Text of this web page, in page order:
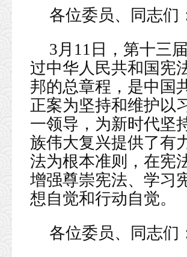
各位委员、同志们
3月11日，第十三
过中华人民共和国宪
邦的总章程，是中国
正案为坚持和维护以
一领导，为新时代坚
族伟大复兴提供了有
法为根本准则，在宪
增强尊崇宪法、学习
想自觉和行动自觉。
各位委员、同志们